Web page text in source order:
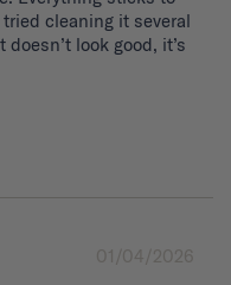
cleaning it several
look good, it’s
01/04/2026